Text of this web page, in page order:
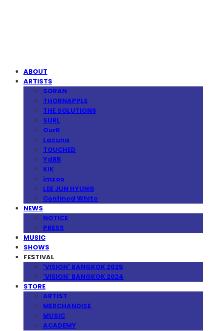
ABOUT
ARTISTS
SORAN
THORNAPPLE
THE SOLUTIONS
SURL
OurR
Lacuna
TOUCHED
YdBB
KIK
imzoo
LEE JUN HYUNG
Confined White
NEWS
NOTICE
PRESS
MUSIC
SHOWS
FESTIVAL
'VISION' BANGKOK 2025
'VISION' BANGKOK 2024
STORE
ARTIST
MERCHANDISE
MUSIC
ACADEMY